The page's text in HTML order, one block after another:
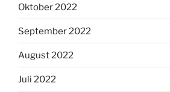
Oktober 2022
September 2022
August 2022
Juli 2022